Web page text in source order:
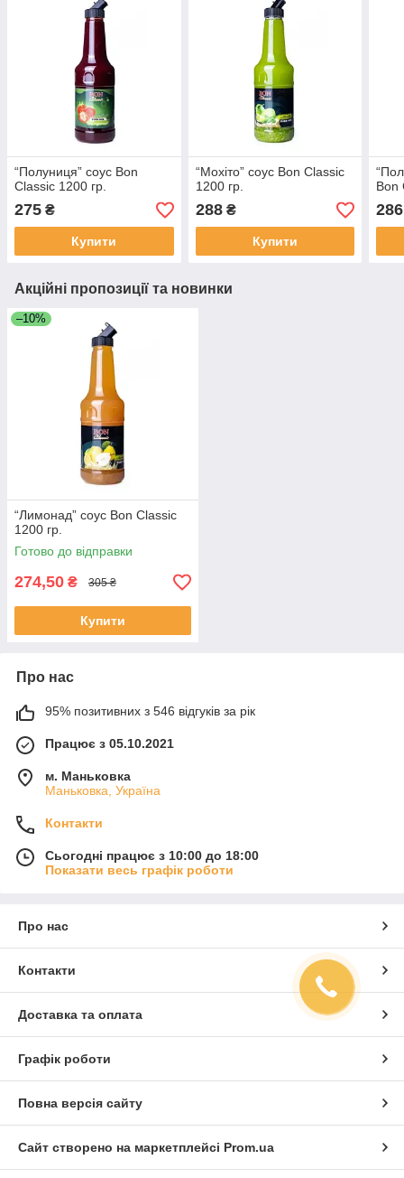
“Полуниця” соус Bon
Classic 1200 гр.
275 ₴
Купити
“Мохіто” соус Bon Classic
1200 гр.
288₴
Купити
Bon
286
Акційні пропозиції та новинки
–10%
“Лимонад” соус Bon Classic
1200 гр.
Готово до відправки
274,50 ₴ 305 ₴
Купити
Про нас
95% позитивних з 546 відгуків за рік
Працює з 05.10.2021
м. Маньковка
Маньковка, Україна
Контакти
Сьогодні працює з 10:00 до 18:00
Показати весь графік роботи
Про нас
Контакти
Доставка та оплата
Графік роботи
Повна версія сайту
Сайт створено на маркетплейсі Prom.ua